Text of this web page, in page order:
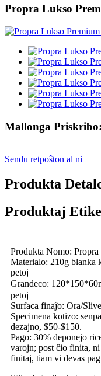
Propra Lukso
Mallonga Priskribo:
Sendu retpoŝton al ni
Produkta
Produktaj
Produkta Nomo: Propra
Materialo: 210g blanka
petoj
Grandeco:
petoj
Surfaca finaĵo: Ora/
Specimena kotizo:
dezajno, $50-$150.
Pago: 30% deponejo
varojn; post ĉio finita,
finitaj, tiam vi devas